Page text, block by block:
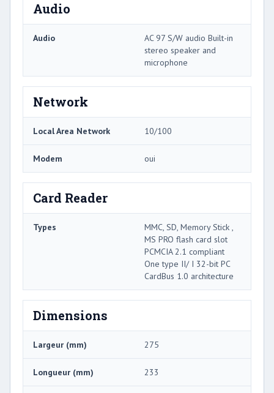
Audio
Audio
AC 97 S/W audio Built-in
stereo speaker and
microphone
Network
Local Area Network 10/100
Modem oui
Card Reader
Types
MMC, SD, Memory Stick ,
MS PRO flash card slot
PCMCIA 2.1 compliant
One type II/ I 32-bit PC
CardBus 1.0 architecture
Dimensions
Largeur (mm) 275
Longueur (mm) 233